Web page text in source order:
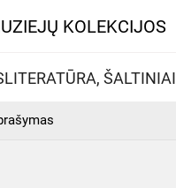
KOLEKCIJOS
LITERATŪRA, ŠALTINIAI